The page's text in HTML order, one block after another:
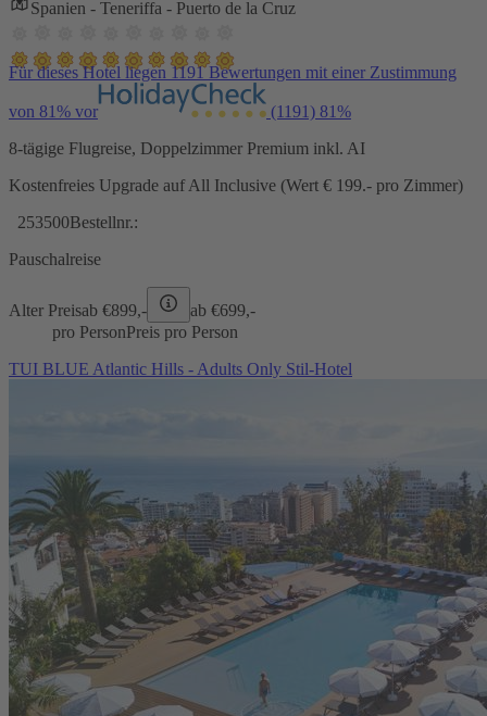
Spanien - Teneriffa - Puerto de la Cruz
Für dieses Hotel liegen 1191 Bewertungen mit einer Zustimmung
von 81% vor (1191) 81%
8-tägige Flugreise, Doppelzimmer Premium inkl. AI
Kostenfreies Upgrade auf All Inclusive (Wert € 199.- pro Zimmer)
253500Bestellnr.:
Pauschalreise
Alter Preisab €899,- ab €699,-
pro PersonPreis pro Person
TUI BLUE Atlantic Hills - Adults Only Stil-Hotel